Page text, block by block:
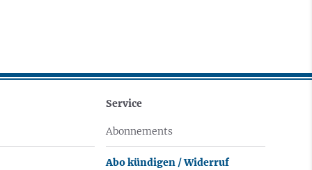
Service
Abonnements
Abo kündigen / Widerruf